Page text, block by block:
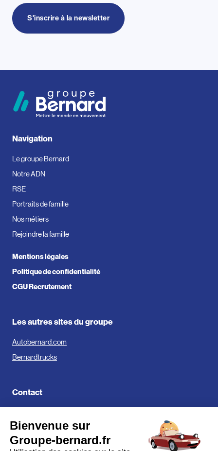
S'inscrire à la newsletter
Navigation
Le groupe Bernard
Notre ADN
RSE
Portraits de famille
Nos métiers
Rejoindre la famille
Mentions légales
Politique de confidentialité
CGU Recrutement
Les autres sites du groupe
Autobernard.com
Bernardtrucks
Contact
519, Avenue de Parme
Bienvenue sur
Groupe-bernard.fr